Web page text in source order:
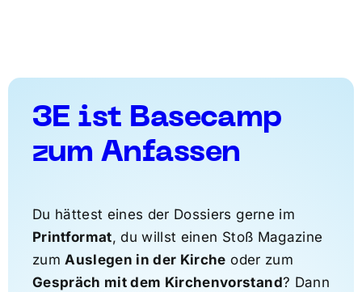
3E ist Basecamp
zum Anfassen
Du hättest eines der Dossiers gerne im
Printformat, du willst einen Stoß Magazine
zumAuslegen in der Kirche oder zum
Gespräch mit dem Kirchenvorstand? Dann